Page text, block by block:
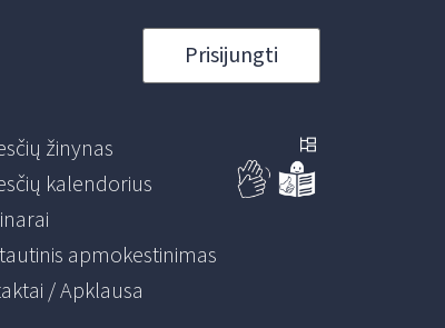
Prisijungti
žinynas
kalendorius
apmokestinimas
/ Apklausa